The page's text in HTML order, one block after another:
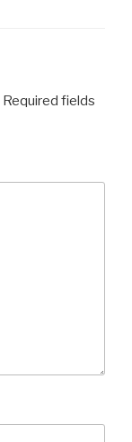
Required fields